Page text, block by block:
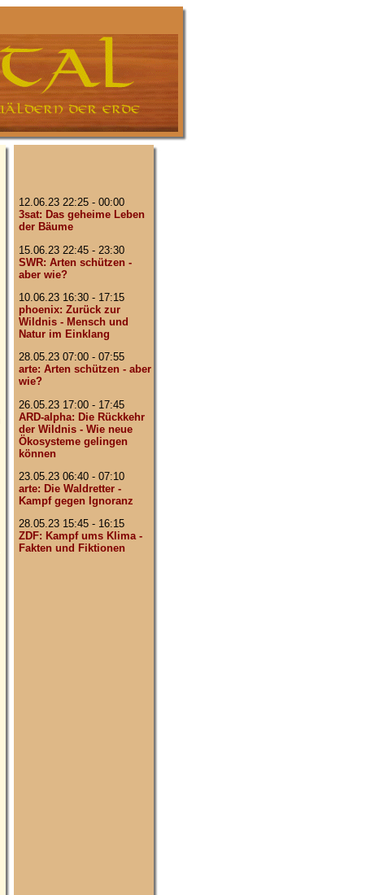
12.06.23 22:25 - 00:00
3sat: Das geheime Leben
der Bäume
15.06.23 22:45 - 23:30
SWR: Arten schützen -
aber wie?
10.06.23 16:30 - 17:15
phoenix: Zurück zur
Wildnis - Mensch und
Natur im Einklang
28.05.23 07:00 - 07:55
arte: Arten schützen - aber
wie?
26.05.23 17:00 - 17:45
ARD-alpha: Die Rückkehr
der Wildnis - Wie neue
Ökosysteme gelingen
können
23.05.23 06:40 - 07:10
arte: Die Waldretter -
Kampf gegen Ignoranz
28.05.23 15:45 - 16:15
ZDF: Kampf ums Klima -
Fakten und Fiktionen